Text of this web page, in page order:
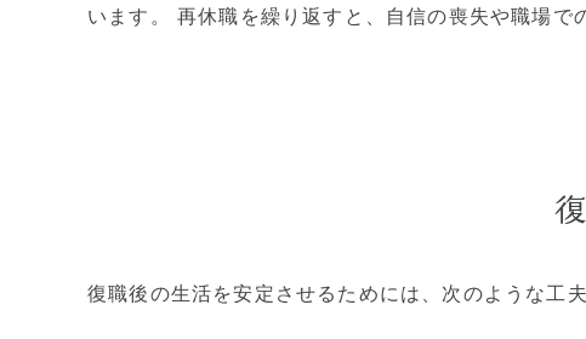
います。 再休職を繰り返すと、自信の喪失や職場で
復職後の生活を安定させるためには、次のような工夫